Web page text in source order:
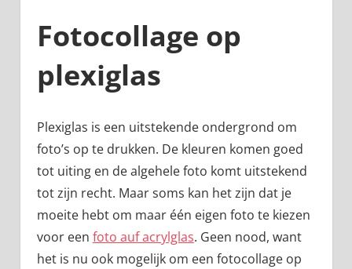
Fotocollage op
plexiglas
Plexiglas is een uitstekende ondergrond om
foto’s op te drukken. De kleuren komen goed
tot uiting en de algehele foto komt uitstekend
tot zijn recht. Maar soms kan het zijn dat je
moeite hebt om maar één eigen foto te kiezen
voor een foto auf acrylglas. Geen nood, want
het is nu ook mogelijk om een fotocollage op